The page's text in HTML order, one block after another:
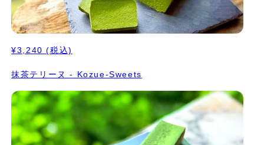
¥3,240 (税込)
抹茶テリーヌ - Kozue-Sweets